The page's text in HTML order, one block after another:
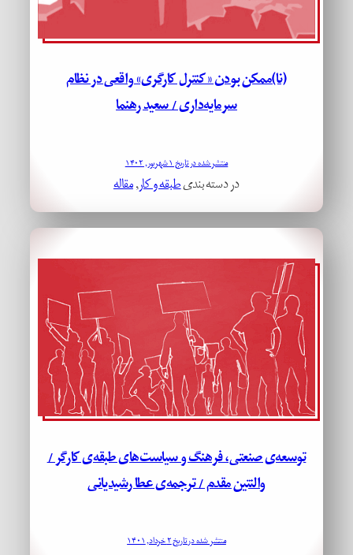
(نا)ممکن بودن «کنترل کارگری» واقعی در نظام
سرمایه‌داری / سعید رهنما
منتشر شده در تاریخ ۱ شهریور, ۱۴۰۲
در دسته بندیطبقه و کار, مقاله
توسعه‌ی صنعتی، فرهنگ و سیاست‌های طبقه‌ی کارگر /
والنتین مقدم / ترجمه‌ی عطا رشیدیانی
منتشر شده در تاریخ ۲ خرداد, ۱۴۰۱